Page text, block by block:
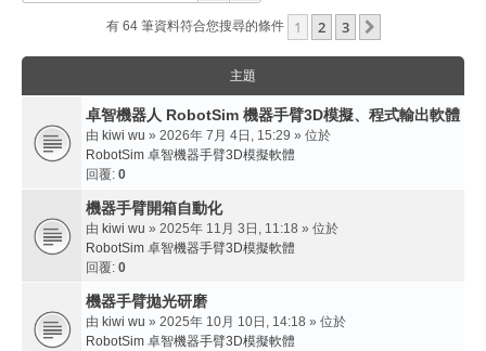
有 64 筆資料符合您搜尋的條件 1 2 3
主題
卓智機器人 RobotSim 機器手臂3D模擬、程式輸出軟體
由 kiwi wu » 2026年 7月 4日, 15:29 » 位於
RobotSim 卓智機器手臂3D模擬軟體
回覆: 0
機器手臂開箱自動化
由 kiwi wu » 2025年 11月 3日, 11:18 » 位於
RobotSim 卓智機器手臂3D模擬軟體
回覆: 0
機器手臂拋光研磨
由 kiwi wu » 2025年 10月 10日, 14:18 » 位於
RobotSim 卓智機器手臂3D模擬軟體